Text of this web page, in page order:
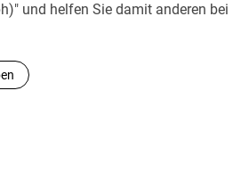
und helfen Sie damit anderen bei